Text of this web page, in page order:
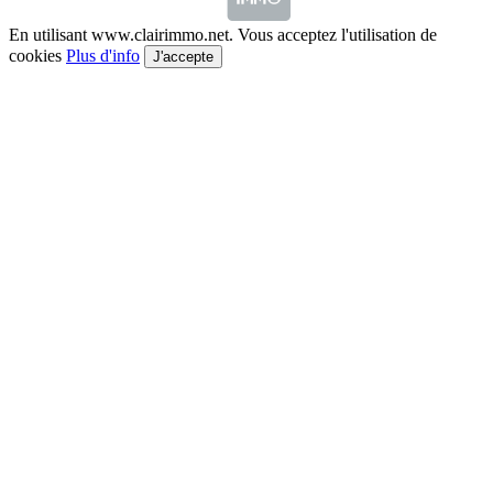
En utilisant www.clairimmo.net. Vous acceptez l'utilisation de
cookies Plus d'info J'accepte